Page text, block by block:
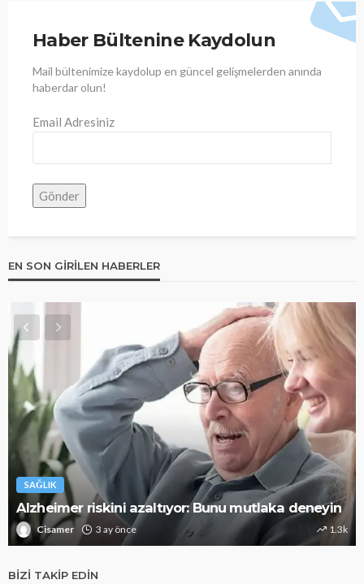
Haber Bültenine Kaydolun
Mail bültenimize kaydolup en güncel gelişmelerden anında
haberdar olun!
Email Adresiniz
EN SON GIRILEN HABERLER
SAĞLIK
Alzheimer riskini azaltıyor: Bunu mutlaka deneyin
Cisamer 3 ay önce 1.3k
BIZI TAKIP EDIN